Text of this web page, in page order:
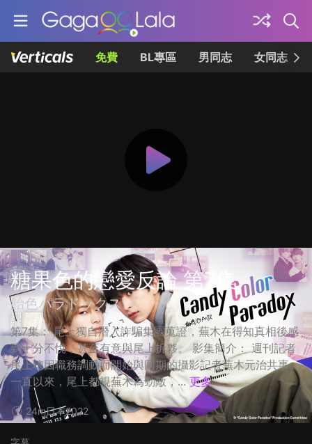
免費 BL專區 男同志 女同志
糖果色的戀愛反論 第7集
飴色パラドックス
第7集： 尾上獨自潛入詐騙集團蒐證，蕪木在得知真相後感
到十分不悅，甚至有意與尾上拆夥。 影集簡介： 週刊記者
尾上聰因職務調動而開始與同期的攝影記者蕪木元治共事。
一直以來，尾上都視蕪木為勁敵，... 更多
24m日本2022